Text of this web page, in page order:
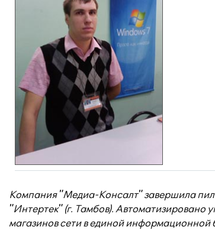
Компания "Медиа-Консалт" завершила
"Интертек" (г. Тамбов). Автоматизировано
магазинов сети в единой информационной